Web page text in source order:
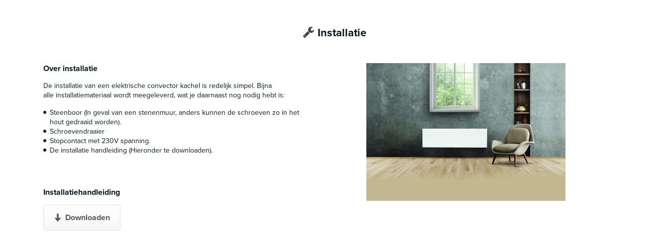
Installatie
Over installatie
De installatie van een elektrische convector kachel is redelijk simpel. Bijna
alle installatiemateriaal wordt meegeleverd, wat je daarnaast nog nodig hebt is:
Steenboor (In geval van een stenenmuur, anders kunnen de schroeven zo in het
hout gedraaid worden).
Schroevendraaier
Stopcontact met 230V spanning.
De installatie handleiding (Hieronder te downloaden).
Installatiehandleiding
Downloaden